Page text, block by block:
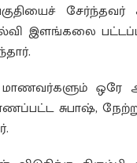
பகுதியைச்
இளங்கலை
ஒரே
சுபாஷ்,